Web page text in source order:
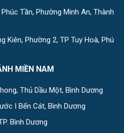
Tần, Phường Minh An, Thành
Kiên, Phường 2, TP Tuy Hoà, Phú
MIỀN NAM
Thủ Dầu Một, Bình Dương
I Bến Cát, Bình Dương
Bình Dương